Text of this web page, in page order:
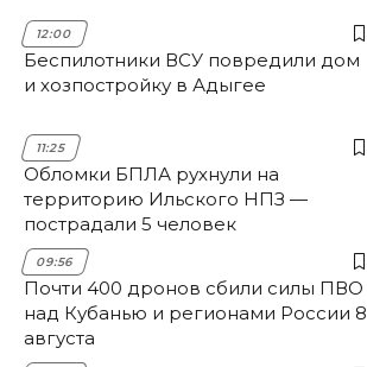
12:00
Беспилотники ВСУ повредили дом
и хозпостройку в Адыгее
11:25
Обломки БПЛА рухнули на
территорию Ильского НПЗ —
пострадали 5 человек
09:56
Почти 400 дронов сбили силы ПВО
над Кубанью и регионами России 8
августа